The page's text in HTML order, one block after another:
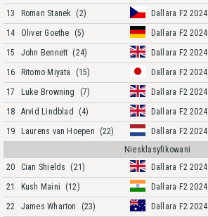
13
Roman Stanek (2) Dallara F2 2024
14
Oliver Goethe (5) Dallara F2 2024
15
John Bennett (24) Dallara F2 2024
16
Ritomo Miyata (15) Dallara F2 2024
17
Luke Browning (7) Dallara F2 2024
18
Arvid Lindblad (4) Dallara F2 2024
19
Laurens van Hoepen (22) Dallara F2 2024
Niesklasyfikowani
20
Cian Shields (21) Dallara F2 2024
21
Kush Maini (12) Dallara F2 2024
22
James Wharton (23) Dallara F2 2024